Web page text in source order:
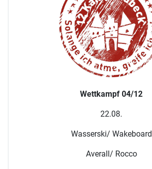
Wettkampf 04/12
22.08.
Wasserski/ Wakeboard
Averall/ Rocco